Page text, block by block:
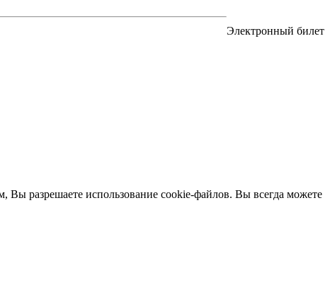
Электронный билет
Вы разрешаете использование cookie-файлов. Вы всегда можете